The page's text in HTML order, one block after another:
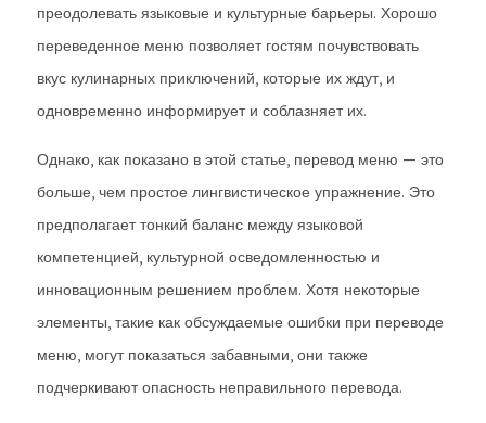
преодолевать языковые и культурные барьеры. Хорошо
переведенное меню позволяет гостям почувствовать
вкус кулинарных приключений, которые их ждут, и
одновременно информирует и соблазняет их.
Однако, как показано в этой статье, перевод меню — это
больше, чем простое лингвистическое упражнение. Это
предполагает тонкий баланс между языковой
компетенцией, культурной осведомленностью и
инновационным решением проблем. Хотя некоторые
элементы, такие как обсуждаемые ошибки при переводе
меню, могут показаться забавными, они также
подчеркивают опасность неправильного перевода.